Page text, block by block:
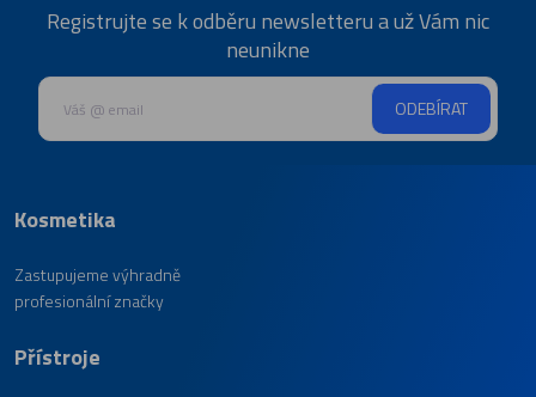
Registrujte se k odběru newsletteru a už Vám nic
neunikne
ODEBÍRAT
Kosmetika
Zastupujeme výhradně
profesionální značky
Přístroje